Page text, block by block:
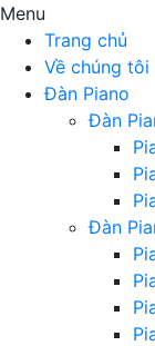
Menu
Trang chủ
Về chúng tôi
Đàn Piano
Đàn
Đàn